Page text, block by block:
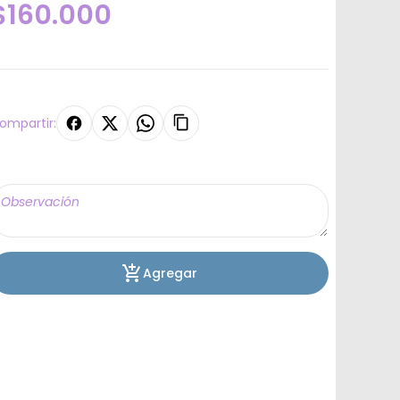
Agregar